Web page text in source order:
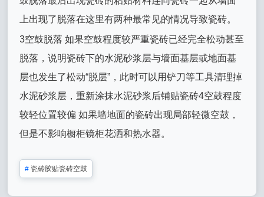
上出现了脱落在这里有两种最常见的情况导致瓷砖。
3空鼓脱落 如果空鼓程度较严重瓷砖已经完全松动甚至
脱落，说明瓷砖下的水泥砂浆层与墙面基层或地面基
层也发生了松动“脱层”，此时可以用铲刀等工具清理掉
水泥砂浆层，重新涂抹水泥砂浆后铺贴瓷砖4空鼓程度
较轻位置较偏 如果墙地面的瓷砖出现局部轻微空鼓，
但是不影响橱柜镜柜花洒和热水器。
# 瓷砖胶贴瓷砖空鼓